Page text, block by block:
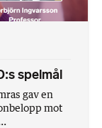
spelmål
gav en
mot